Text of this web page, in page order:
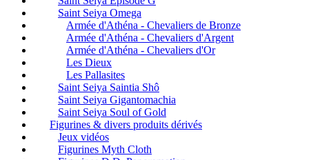
Saint Seiya Omega
Armée d'Athéna - Chevaliers de Bronze
Armée d'Athéna - Chevaliers d'Argent
Armée d'Athéna - Chevaliers d'Or
Les Dieux
Les Pallasites
Saint Seiya Saintia Shô
Saint Seiya Gigantomachia
Saint Seiya Soul of Gold
Figurines & divers produits dérivés
Jeux vidéos
Figurines Myth Cloth